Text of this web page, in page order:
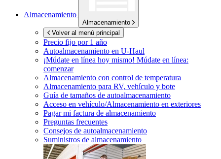
Almacenamiento
Almacenamiento
Volver al menú principal
Precio fijo por 1 año
Autoalmacenamiento en U-Haul
¡Múdate en línea hoy mismo! Múdate en línea:
comenzar
Almacenamiento con control de temperatura
Almacenamiento para RV, vehículo y bote
Guía de tamaños de autoalmacenamiento
Acceso en vehículo/Almacenamiento en exteriores
Pagar mi factura de almacenamiento
Preguntas frecuentes
Consejos de autoalmacenamiento
Suministros de almacenamiento